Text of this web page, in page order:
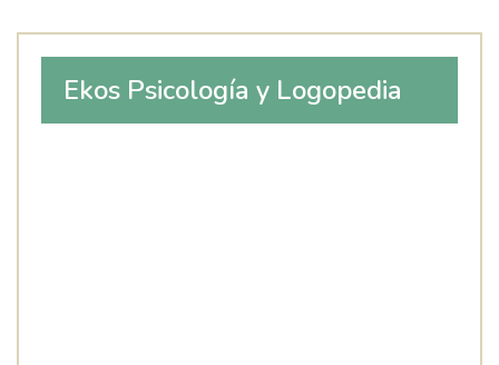
Ekos Psicología y Logopedia